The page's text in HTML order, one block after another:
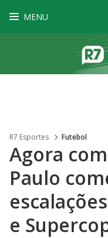
MENU
R7 Esportes Futebol
Agora
Paulo
e